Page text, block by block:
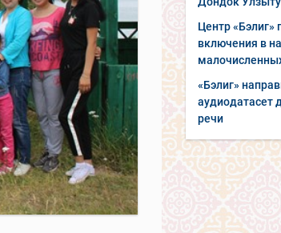
Центр
включения в
«Бэлиг»
аудиодатасет
речи